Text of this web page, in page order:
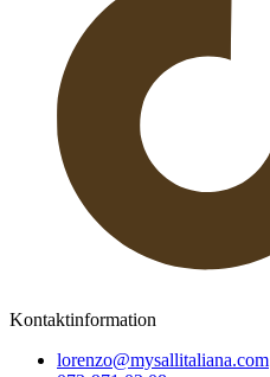
Kontaktinformation
lorenzo@mysallitaliana.com